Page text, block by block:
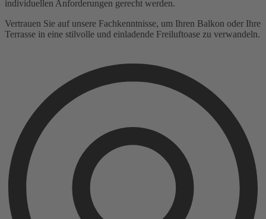
individuellen Anforderungen gerecht werden.
Vertrauen Sie auf unsere Fachkenntnisse, um Ihren Balkon oder Ihre
Terrasse in eine stilvolle und einladende Freiluftoase zu verwandeln.